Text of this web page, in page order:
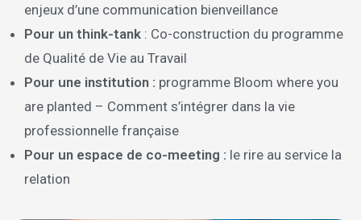
enjeux d’une communication bienveillance
Pour un think-tank : Co-construction du programme
de Qualité de Vie au Travail
Pour une institution : programme Bloom where you
are planted – Comment s’intégrer dans la vie
professionnelle française
Pour un espace de co-meeting : le rire au service la
relation